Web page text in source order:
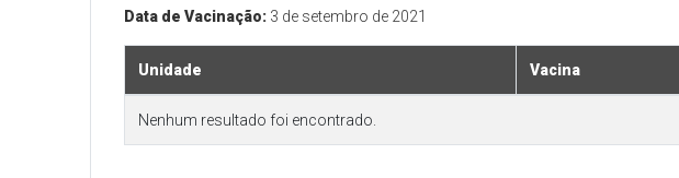
Data de Vacinação: 3 de setembro de 2021
Unidade Vacina
Nenhum resultado foi encontrado.